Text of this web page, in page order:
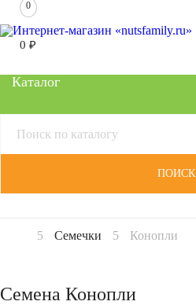
0
0 ₽
Каталог
ПОИСК
Семечки Конопли
Семена Конопли